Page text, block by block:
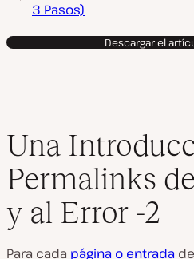
3 Pasos)
Descargar el
Una
Permalinks
y al Error -2
Para cada página o entrada